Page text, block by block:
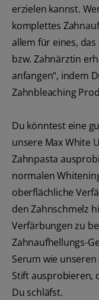
erzielen kannst.
komplettes
allem für eines,
bzw. Zahnärztin
anfangen“, indem
Zahnbleaching
Du könntest eine
unsere Max White
Zahnpasta
normalen
oberflächliche
den Zahnschmelz
Verfärbungen zu
Zahnaufhellungs-
Serum wie
Stift ausprobieren,
Du schläfst.